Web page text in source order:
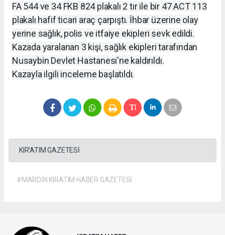
FA 544 ve 34 FKB 824 plakalı 2 tır ile bir 47 ACT 113
plakalı hafif ticari araç çarpıştı. İhbar üzerine olay
yerine sağlık, polis ve itfaiye ekipleri sevk edildi.
Kazada yaralanan 3 kişi, sağlık ekipleri tarafından
Nusaybin Devlet Hastanesi'ne kaldırıldı.
Kazayla ilgili inceleme başlatıldı.
KIR'ATIM GAZETESİ
#MARDİN KIRATIM HABER GAZETESİ